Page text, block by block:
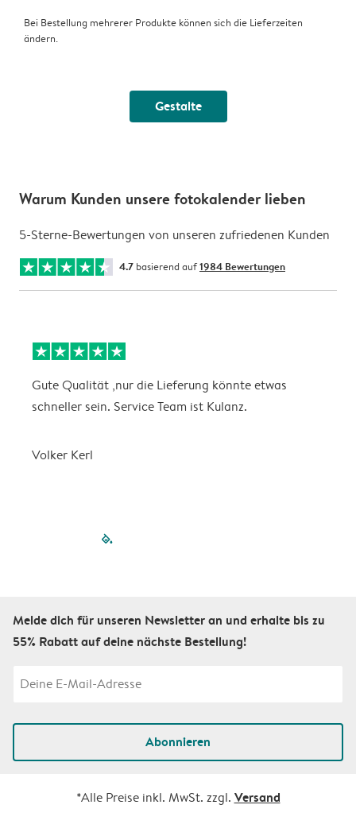
Bei Bestellung mehrerer Produkte können sich die Lieferzeiten
ändern.
Gestalte
Warum Kunden unsere fotokalender lieben
5-Sterne-Bewertungen von unseren zufriedenen Kunden
4.7 basierend auf1984 Bewertungen
Gute Qualität ,nur die Lieferung könnte etwas
schneller sein. Service Team ist Kulanz.
Volker Kerl
filled-pagination
Melde dich für unseren Newsletter an und erhalte bis zu
55% Rabatt auf deine nächste Bestellung!
Abonnieren
*Alle Preise inkl. MwSt. zzgl. Versand